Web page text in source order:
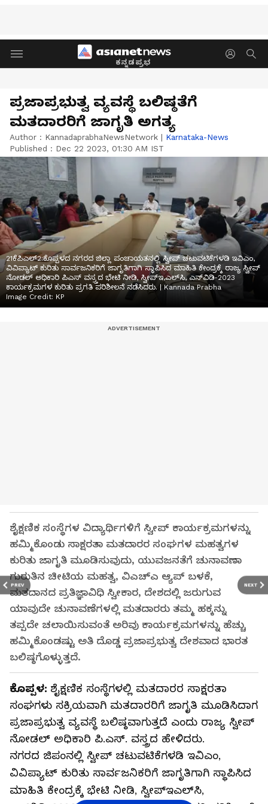
ಕನ್ನಡಪ್ರಭ
PREV NEXT
ಪ್ರಜಾಪ್ರಭುತ್ವ ವ್ಯವಸ್ಥೆ ಬಲಿಷ್ಠತೆಗೆ
ಮತದಾರರಿಗೆ ಜಾಗೃತಿ ಅಗತ್ಯ
Author : KannadaprabhaNewsNetwork | Karnataka-News
Published : Dec 22 2023, 01:30 AM IST
21ಕೆಪಿಎಲ್2:ಕೊಪ್ಪಳದ ನಗರದ ಜಿಲ್ಲಾ ಪಂಚಾಯತನಲ್ಲಿ ಸ್ವೀಪ್ ಚಟುವಟಿಕೆಗಳಡಿ ಇವಿಎಂ,
ವಿವಿಪ್ಯಾಟ್ ಕುರಿತು ಸಾರ್ವಜನಿಕರಿಗೆ ಜಾಗೃತಿಗಾಗಿ ಸ್ಥಾಪಿಸಿದ ಮಾಹಿತಿ ಕೇಂದ್ರಕ್ಕೆ ರಾಜ್ಯ ಸ್ವೀಪ್
ನೋಡಲ್ ಅಧಿಕಾರಿ ಪಿಎಸ್ ವಸ್ರ್ತದ ಭೇಟಿ ನೀಡಿ, ಸ್ವೀಪ್ಇ,ಎಲ್‌ಸಿ, ಎನ್‌ವಿಡಿ-2023
ಕಾರ್ಯಕ್ರಮಗಳ ಕುರಿತು ಪ್ರಗತಿ ಪರಿಶೀಲನೆ ನಡೆಸಿದರು. | Kannada Prabha
Image Credit: KP
ಶೈಕ್ಷಣಿಕ ಸಂಸ್ಥೆಗಳ ವಿದ್ಯಾರ್ಥಿಗಳಿಗೆ ಸ್ವೀಪ್ ಕಾರ್ಯಕ್ರಮಗಳನ್ನು
ಹಮ್ಮಿಕೊಂಡು ಸಾಕ್ಷರತಾ ಮತದಾರರ ಸಂಘಗಳ ಮಹತ್ವಗಳ
ಕುರಿತು ಜಾಗೃತಿ ಮೂಡಿಸುವುದು, ಯುವಜನತೆಗೆ ಚುನಾವಣಾ
ಗುರುತಿನ ಚೀಟಿಯ ಮಹತ್ವ, ವಿಎಚ್‌ಎ ಆ್ಯಪ್ ಬಳಕೆ,
ಮತದಾನದ ಪ್ರತಿಜ್ಞಾವಿಧಿ ಸ್ವೀಕಾರ, ದೇಶದಲ್ಲಿ ಜರುಗುವ
ಯಾವುದೇ ಚುನಾವಣೆಗಳಲ್ಲಿ ಮತದಾರರು ತಮ್ಮ ಹಕ್ಕನ್ನು
ತಪ್ಪದೇ ಚಲಾಯಿಸುವಂತೆ ಅರಿವು ಕಾರ್ಯಕ್ರಮಗಳನ್ನು ಹೆಚ್ಚು
ಹಮ್ಮಿಕೊಂಡಷ್ಟು ಅತಿ ದೊಡ್ಡ ಪ್ರಜಾಪ್ರಭುತ್ವ ದೇಶವಾದ ಭಾರತ
ಬಲಿಷ್ಠಗೊಳ್ಳುತ್ತದೆ.
ಕೊಪ್ಪಳ: ಶೈಕ್ಷಣಿಕ ಸಂಸ್ಥೆಗಳಲ್ಲಿ ಮತದಾರರ ಸಾಕ್ಷರತಾ
ಸಂಘಗಳು ಸಕ್ರಿಯವಾಗಿ ಮತದಾರರಿಗೆ ಜಾಗೃತಿ ಮೂಡಿಸಿದಾಗ
ಪ್ರಜಾಪ್ರಭುತ್ವ ವ್ಯವಸ್ಥೆ ಬಲಿಷ್ಠವಾಗುತ್ತದೆ ಎಂದು ರಾಜ್ಯ ಸ್ವೀಪ್
ನೋಡಲ್ ಅಧಿಕಾರಿ ಪಿ.ಎಸ್. ವಸ್ತ್ರದ ಹೇಳಿದರು.
ನಗರದ ಜಿಪಂನಲ್ಲಿ ಸ್ವೀಪ್ ಚಟುವಟಿಕೆಗಳಡಿ ಇವಿಎಂ,
ವಿವಿಪ್ಯಾಟ್ ಕುರಿತು ಸಾರ್ವಜನಿಕರಿಗೆ ಜಾಗೃತಿಗಾಗಿ ಸ್ಥಾಪಿಸಿದ
ಮಾಹಿತಿ ಕೇಂದ್ರಕ್ಕೆ ಭೇಟಿ ನೀಡಿ, ಸ್ವೀಪ್ಇಎಲ್‌ಸಿ,